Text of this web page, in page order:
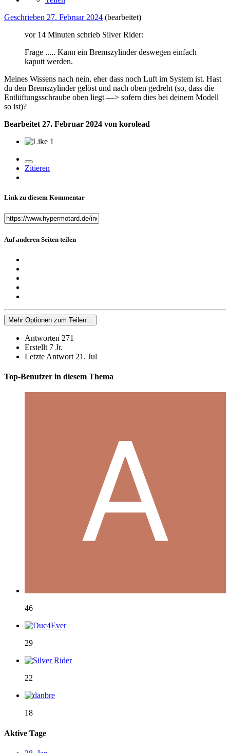
Geschrieben 27. Februar 2024 (bearbeitet)
vor 14 Minuten schrieb Silver Rider:
Frage ..... Kann ein Bremszylinder deswegen einfach
kaputt werden.
Meines Wissens nach nein, eher dass noch Luft im System ist. Hast
du den Bremszylinder gelöst und nach oben gedreht (so, dass die
Entlüftungsschraube oben liegt —> sofern dies bei deinem Modell
so ist)?
Bearbeitet 27. Februar 2024 von korolead
1
Zitieren
Link zu diesem Kommentar
Auf anderen Seiten teilen
Mehr Optionen zum Teilen...
Antworten 271
Erstellt 7 Jr.
Letzte Antwort 21. Jul
Top-Benutzer in diesem Thema
46
29
22
18
Aktive Tage